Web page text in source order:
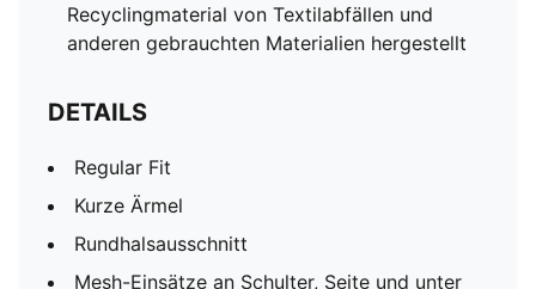
Recyclingmaterial von Textilabfällen und
anderen gebrauchten Materialien hergestellt
DETAILS
Regular Fit
Kurze Ärmel
Rundhalsausschnitt
Mesh-Einsätze an Schulter, Seite und unter